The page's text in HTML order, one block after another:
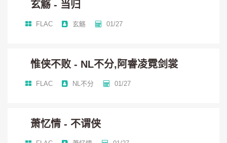
五毒（小坠）：
难识人心胜百足
玄觞 - 当归
FLAC 玄觞 01/27
惟侠不败 - NL不分,阿睿凌霓剑裳
FLAC NL不分 01/27
萧忆情 - 不谓侠